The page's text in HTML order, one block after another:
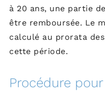
à 20 ans, une partie
être remboursée. Le
calculé au prorata
cette période.
Procédure